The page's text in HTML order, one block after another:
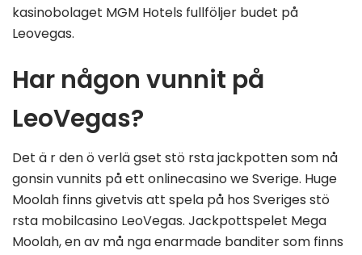
kasinobolaget MGM Hotels fullföljer budet på
Leovegas.
Har någon vunnit på
LeoVegas?
Det ä r den ö verlä gset stö rsta jackpotten som nå
gonsin vunnits på ett onlinecasino we Sverige. Huge
Moolah finns givetvis att spela på hos Sveriges stö
rsta mobilcasino LeoVegas. Jackpottspelet Mega
Moolah, en av må nga enarmade banditer som finns